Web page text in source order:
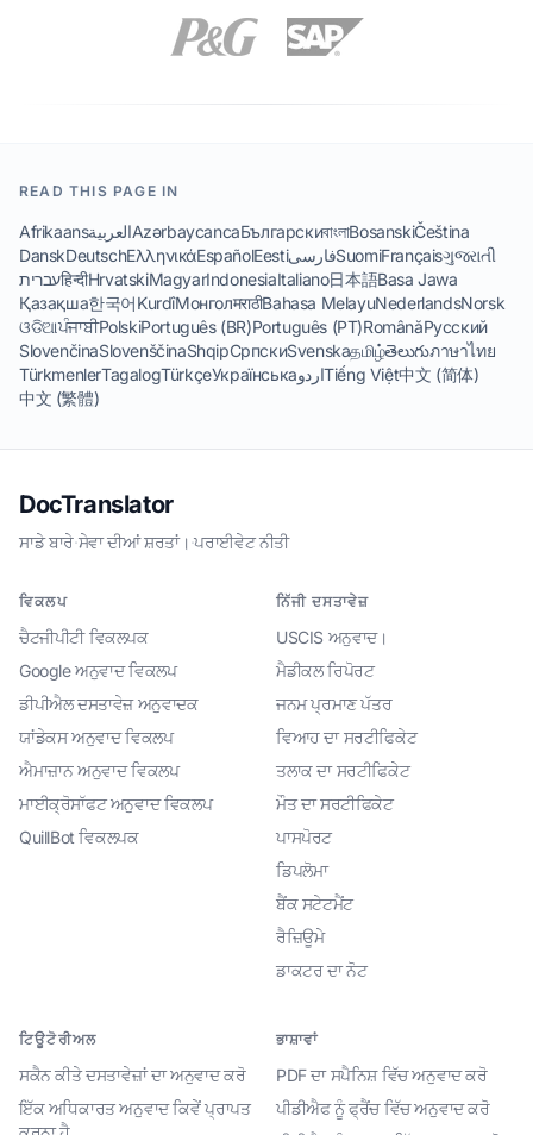
READ THIS PAGE IN
AfrikaansالعربيةAzərbaycancaБългарскиবাংলাBosanskiČeština
DanskDeutschΕλληνικάEspañolEestiفارسیSuomiFrançaisગુજરાતી
עבריתहिन्दीHrvatskiMagyarIndonesiaItaliano日本語Basa Jawa
Қазақша한국어KurdîМонголमराठीBahasa MelayuNederlandsNorsk
ଓଡିଆਪੰਜਾਬੀPolskiPortuguês (BR)Português (PT)RomânăРусский
SlovenčinaSlovenščinaShqipСрпскиSvenskaதமிழ்తెలుగుภาษาไทย
TürkmenlerTagalogTürkçeУкраїнськаاردوTiếng Việt中文 (简体)
中文 (繁體)
DocTranslator
ਸਾਡੇ ਬਾਰੇ·ਸੇਵਾ ਦੀਆਂ ਸ਼ਰਤਾਂ। ·ਪਰਾਈਵੇਟ ਨੀਤੀ
ਵਿਕਲਪ
ਚੈਟਜੀਪੀਟੀ ਵਿਕਲਪਕ
Google ਅਨੁਵਾਦ ਵਿਕਲਪ
ਡੀਪੀਐਲ ਦਸਤਾਵੇਜ਼ ਅਨੁਵਾਦਕ
ਯਾਂਡੇਕਸ ਅਨੁਵਾਦ ਵਿਕਲਪ
ਐਮਾਜ਼ਾਨ ਅਨੁਵਾਦ ਵਿਕਲਪ
ਮਾਈਕ੍ਰੋਸਾੱਫਟ ਅਨੁਵਾਦ ਵਿਕਲਪ
QuillBot ਵਿਕਲਪਕ
ਨਿੱਜੀ ਦਸਤਾਵੇਜ਼
USCIS ਅਨੁਵਾਦ।
ਮੈਡੀਕਲ ਰਿਪੋਰਟ
ਜਨਮ ਪ੍ਰਮਾਣ ਪੱਤਰ
ਵਿਆਹ ਦਾ ਸਰਟੀਫਿਕੇਟ
ਤਲਾਕ ਦਾ ਸਰਟੀਫਿਕੇਟ
ਮੌਤ ਦਾ ਸਰਟੀਫਿਕੇਟ
ਪਾਸਪੋਰਟ
ਡਿਪਲੋਮਾ
ਬੈਂਕ ਸਟੇਟਮੈਂਟ
ਰੈਜ਼ਿਊਮੇ
ਡਾਕਟਰ ਦਾ ਨੋਟ
ਟਿਊਟੋਰੀਅਲ
ਸਕੈਨ ਕੀਤੇ ਦਸਤਾਵੇਜ਼ਾਂ ਦਾ ਅਨੁਵਾਦ ਕਰੋ
ਇੱਕ ਅਧਿਕਾਰਤ ਅਨੁਵਾਦ ਕਿਵੇਂ ਪ੍ਰਾਪਤ
ਭਾਸ਼ਾਵਾਂ
PDF ਦਾ ਸਪੈਨਿਸ਼ ਵਿੱਚ ਅਨੁਵਾਦ ਕਰੋ
ਪੀਡੀਐਫ ਨੂੰ ਫ੍ਰੈਂਚ ਵਿੱਚ ਅਨੁਵਾਦ ਕਰੋ